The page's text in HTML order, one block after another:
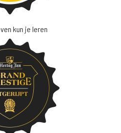
kun je leren